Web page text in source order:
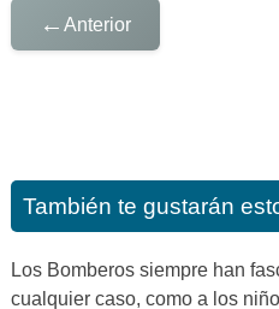
← Anterior
También te gustarán
Los Bomberos siempre han
cualquier caso, como a los